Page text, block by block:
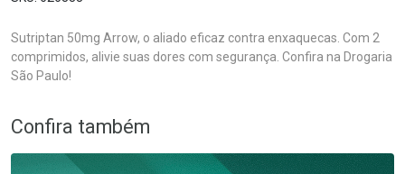
Sutriptan 50mg Arrow, o aliado eficaz contra enxaquecas. Com 2
comprimidos, alivie suas dores com segurança. Confira na Drogaria
São Paulo!
Confira também